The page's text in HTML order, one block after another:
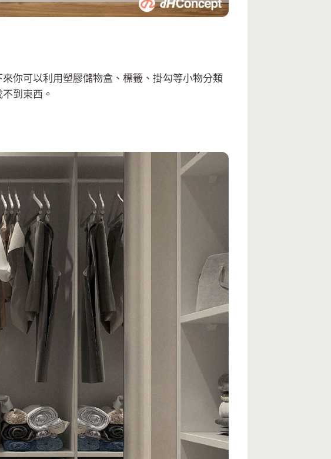
你可以利用塑膠儲物盒、標籤、掛勾等小物分類
到東西。